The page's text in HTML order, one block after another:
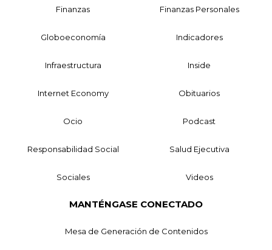
Finanzas Finanzas Personales
Globoeconomía Indicadores
Infraestructura Inside
Internet Economy Obituarios
Ocio Podcast
Responsabilidad Social Salud Ejecutiva
Sociales Videos
MANTÉNGASE CONECTADO
Mesa de Generación de Contenidos